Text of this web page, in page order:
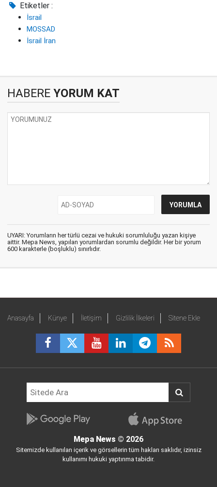
Etiketler :
İsrail
MOSSAD
İsrail İran
HABERE YORUM KAT
UYARI: Yorumların her türlü cezai ve hukuki sorumluluğu yazan kişiye
aittir. Mepa News, yapılan yorumlardan sorumlu değildir. Her bir yorum
600 karakterle (boşluklu) sınırlıdır.
Anasayfa Künye İletişim Gizlilik İlkeleri Sitene Ekle
Mepa News © 2026
Sitemizde kullanılan içerik ve görsellerin tüm hakları saklıdır, izinsiz
kullanımı hukuki yaptırıma tabidir.